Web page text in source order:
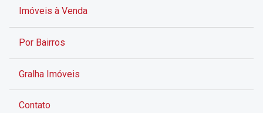
Imóveis à Venda
Por Bairros
Gralha Imóveis
Contato